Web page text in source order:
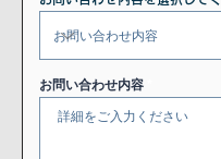
お問い合わせ内容